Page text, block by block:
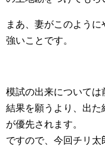
まあ、妻がこのよう
強いことです。
模試の出来について
結果を願うより、出た
が優先されます。
ですので、今回チリ太